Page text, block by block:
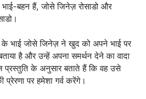
बहन हैं, जोसे जिनेज़ रोसाडो और
भाई जोसे जिनेज़ ने खुद को अपने भाई पर
है और उन्हें अपना समर्थन देने का वादा
प्रस्तुति के अनुसार बताते हैं कि वह उसे
प्रेरणा पर हमेशा गर्व करेंगे।